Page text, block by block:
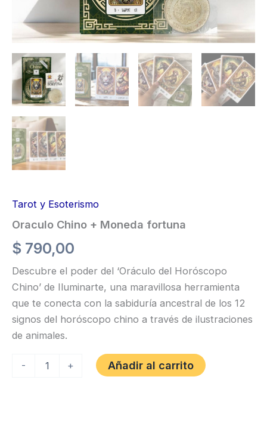
Tarot y Esoterismo
Oraculo Chino + Moneda fortuna
$ 790,00
Descubre el poder del ‘Oráculo del Horóscopo
Chino’ de Iluminarte, una maravillosa herramienta
que te conecta con la sabiduría ancestral de los 12
signos del horóscopo chino a través de ilustraciones
de animales.
- + Añadir al carrito